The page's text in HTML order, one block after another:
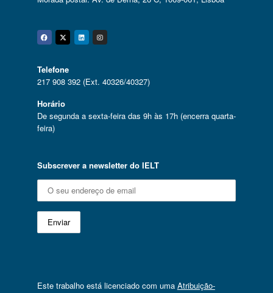
Facebook
Twitter
Linkedin
Instagram
Telefone
217 908 392 (Ext. 40326/40327)
Horário
De segunda a sexta-feira das 9h às 17h (encerra quarta-
feira)
Subscrever a newsletter do IELT
Este trabalho está licenciado com uma Atribuição-